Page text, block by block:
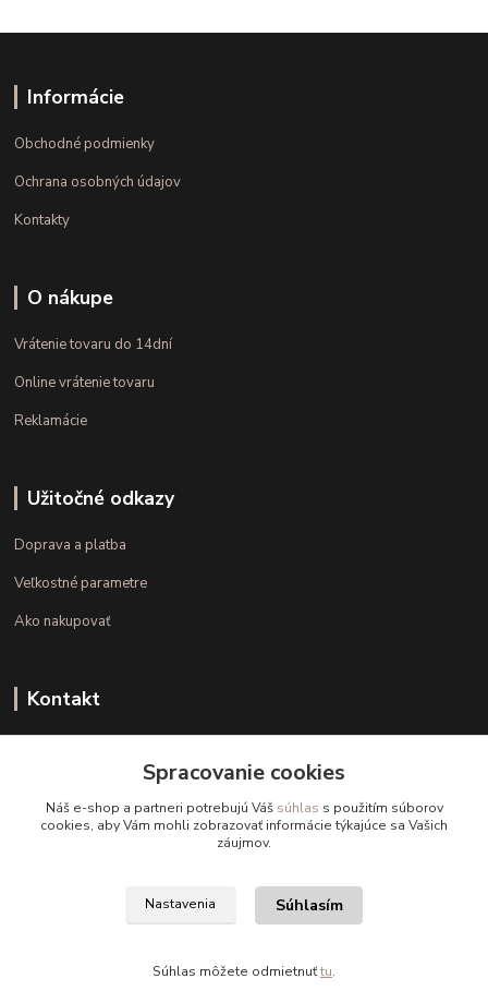
Informácie
Obchodné podmienky
Ochrana osobných údajov
Kontakty
O nákupe
Vrátenie tovaru do 14dní
Online vrátenie tovaru
Reklamácie
Užitočné odkazy
Doprava a platba
Veľkostné parametre
Ako nakupovať
Kontakt
(Po.-Pi. 10.00 - 15.00)
info@kvalitnaBielizen.sk
Copyright © kvalitnabielizen.sk
Spracovanie cookies
Náš e-shop a partneri potrebujú Váš súhlas s použitím súborov
cookies, aby Vám mohli zobrazovať informácie týkajúce sa Vašich
záujmov.
Nastavenia Súhlasím
Súhlas môžete odmietnuťtu.